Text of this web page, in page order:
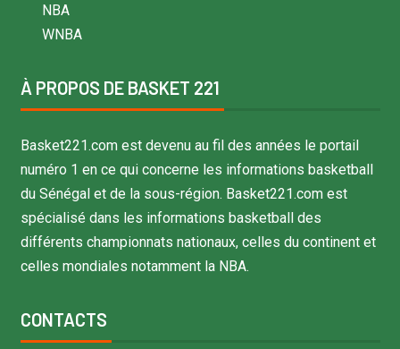
NBA
WNBA
À PROPOS DE BASKET 221
Basket221.com est devenu au fil des années le portail
numéro 1 en ce qui concerne les informations basketball
du Sénégal et de la sous-région. Basket221.com est
spécialisé dans les informations basketball des
différents championnats nationaux, celles du continent et
celles mondiales notamment la NBA.
CONTACTS